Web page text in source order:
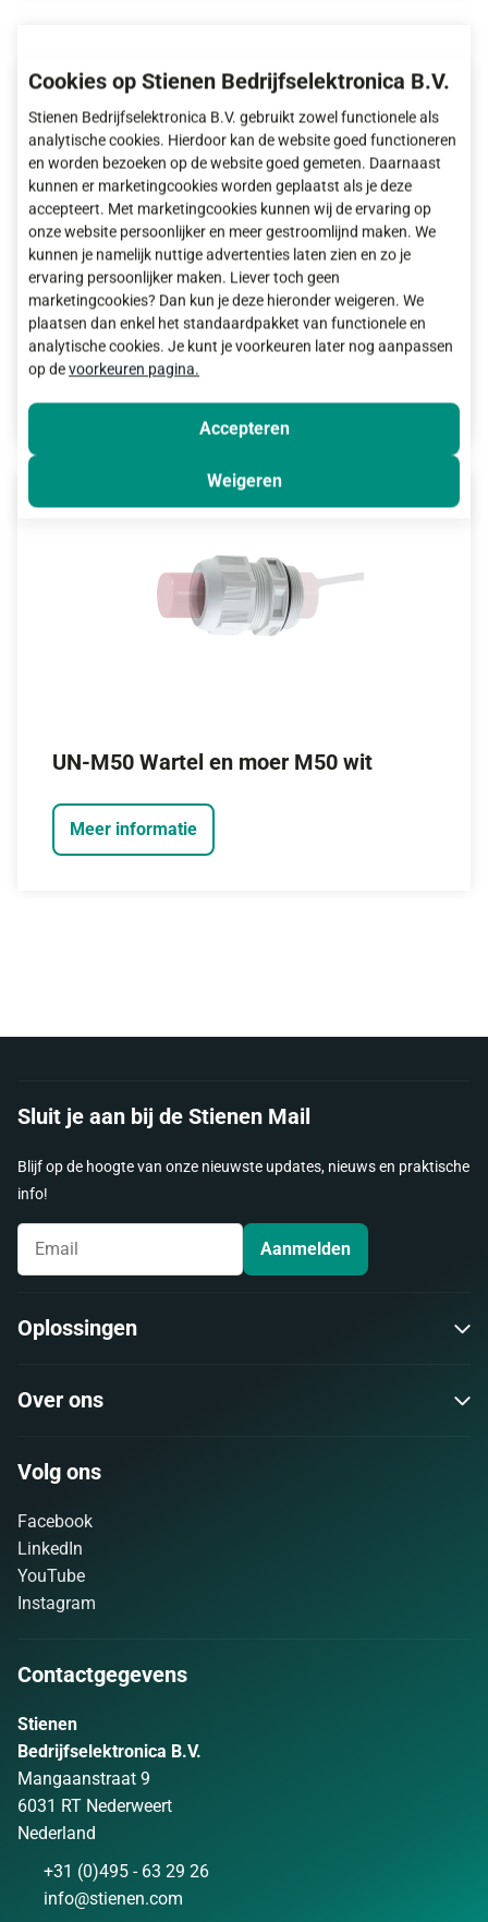
Sensor 24 Vdc voor voerweger
Meer informatie
UN-M50 Wartel en moer M50 wit
Meer informatie
Sluit je aan bij de Stienen Mail
Blijf op de hoogte van onze nieuwste updates, nieuws en praktische
info!
Aanmelden
Oplossingen
Over ons
Volg ons
Facebook
LinkedIn
YouTube
Instagram
Contactgegevens
Stienen
Bedrijfselektronica B.V.
Mangaanstraat 9
6031 RT Nederweert
Nederland
+31 (0)495 - 63 29 26
info@stienen.com
Cookies op Stienen Bedrijfselektronica B.V.
Stienen Bedrijfselektronica B.V. gebruikt zowel functionele als
analytische cookies. Hierdoor kan de website goed functioneren
en worden bezoeken op de website goed gemeten. Daarnaast
kunnen er marketingcookies worden geplaatst als je deze
accepteert. Met marketingcookies kunnen wij de ervaring op
onze website persoonlijker en meer gestroomlijnd maken. We
kunnen je namelijk nuttige advertenties laten zien en zo je
ervaring persoonlijker maken. Liever toch geen
marketingcookies? Dan kun je deze hieronder weigeren. We
plaatsen dan enkel het standaardpakket van functionele en
analytische cookies. Je kunt je voorkeuren later nog aanpassen
op devoorkeuren pagina.
Accepteren
Weigeren